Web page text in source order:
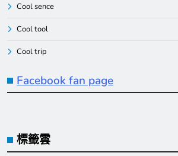
Cool sence
Cool tool
Cool trip
Facebook fan page
標籤雲